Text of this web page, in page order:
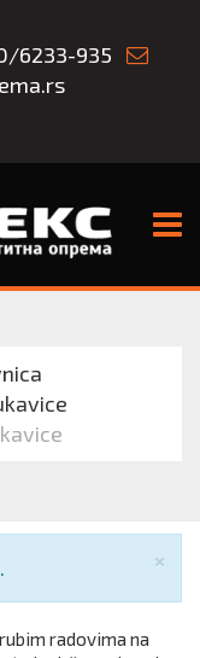
6233-935
×
radovima na